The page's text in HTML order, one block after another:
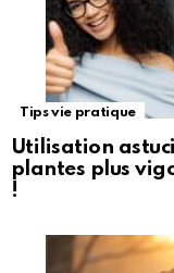
Tips vie pratique
Utilisation
plantes plus
!